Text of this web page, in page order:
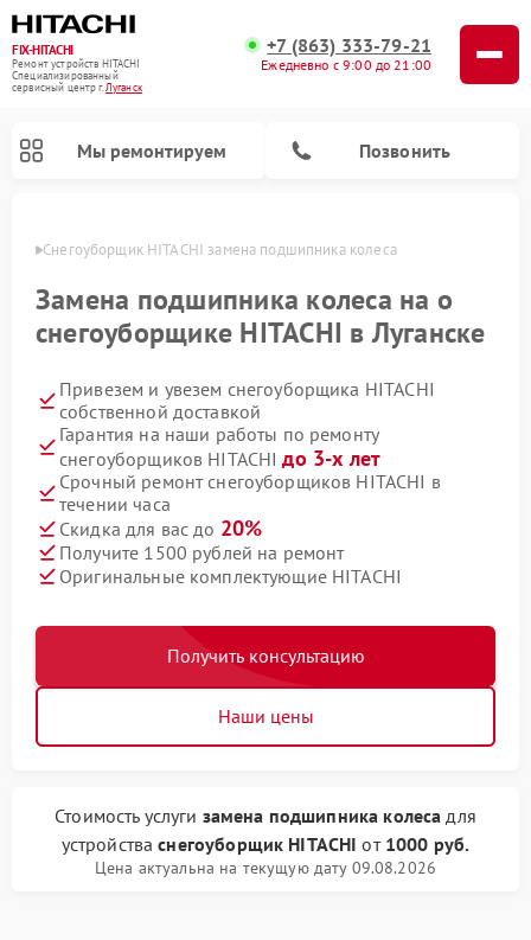
FIX-HITACHI
Ремонт устройств HITACHI
Специализированный
cервисный центр г.Луганск
+7 (863) 333-79-21
Ежедневно с 9:00 до 21:00
Мы ремонтируем Позвонить
Снегоуборщик HITACHI замена подшипника колеса
Замена подшипника колеса на о
снегоуборщике HITACHI в Луганске
Привезем и увезем снегоуборщика HITACHI
собственной доставкой
Гарантия на наши работы по ремонту
снегоуборщиков HITACHIдо 3-х лет
Срочный ремонт снегоуборщиков HITACHI в
течении часа
Скидка для вас до 20%
Получите 1500 рублей на ремонт
Оригинальные комплектующие HITACHI
Получить консультацию
Наши цены
Стоимость услуги замена подшипника колеса для
устройстваснегоуборщик HITACHI от 1000 руб.
Цена актуальна на текущую дату 09.08.2026